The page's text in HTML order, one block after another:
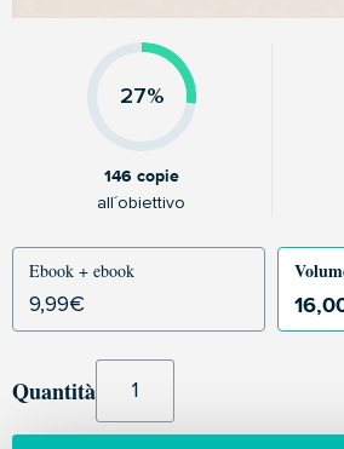
27%
146 copie
all´obiettivo
Ebook + ebook
9,99€
Quantità